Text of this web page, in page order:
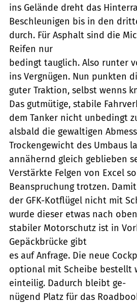
ins Gelände dreht das
Beschleunigen bis in den
durch. Für Asphalt sind die
Reifen nur
bedingt tauglich. Also runter
ins Vergnügen. Nun punkten
guter Traktion, selbst wenns
Das gutmütige, stabile
dem Tanker nicht unbedingt
alsbald die gewaltigen
Trockengewicht des Umbaus
annähernd gleich geblieben
Verstärkte Felgen von Excel
Beanspruchung trotzen.
der GFK-Kotflügel nicht mit
wurde dieser etwas nach
stabiler Motorschutz ist in
Gepäckbrücke gibt
es auf Anfrage. Die neue
optional mit Scheibe bestellt
einteilig. Dadurch bleibt ge-
nügend Platz für das